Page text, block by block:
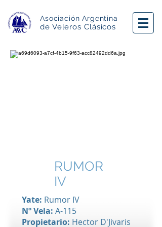
Asociación Argentina
de Veleros Clásicos
RUMOR
IV
Yate: Rumor IV
Nº Vela: A-115
Propietario: Hector D'Jivaris